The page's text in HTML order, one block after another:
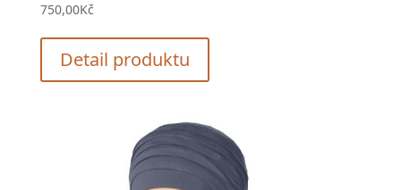
750,00Kč
Detail produktu